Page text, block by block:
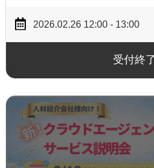
2026.02.26 12:00 - 13:00
受付終